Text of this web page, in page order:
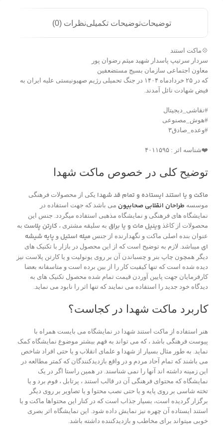
توضیحاتتوضیحات تکمیلینظرات (0)
💠ماکت استند
سردار سرتیپ پاسدار شهید میثم رضوان پور
معاون اجتماعی سازمان بسیج مستضعفین
که در ۲۵ خردادماه ۱۴۰۴ در جنگ تحمیلی رژیم صهیونیستی علیه ایران به
فیض شهادت نائل آمدند.
#نقاشی_دیجیتال
#هوش_مصنوعی
#وعده_صادق۳
❤️شناسه اثر : ۴۰۱۱۵۹۵
توضیح کلی در خصوص ماکت شهدا
ماکت و یا استند ایستاده و تمام قد شهدا یکی از محصولات فرهنگی
موسسه طراحان انقلابی صحابیون می باشد که جهت استفاده در
نمایشگاه های فرهنگی و نمایشگاه مذهبی استفاده میگردد. جنس این
محصولات از کاغذ وینیل مات و یا براق به سلیقه مشتری ، کارتن پلاست به
عنوان بنده اصلی ماکت و نگهدارنده از جنس میله استیل و پایه شیشه
ای میباشد. لازم به توضیح است که از این محصول در بازار با تکنیک های
دیگر همچون چاپ بنر و چسباندن آن بر روی یونولیت و یا کارتن پلاست نیز
دیده شده است که تنها کیفیت کار را از بین برده است و متاسفانه بعضا
کارفرمایان جهت پایین آوردن قیمت تمام شده محصول تکنیک های به
دیدگاه خود جدید را استفاده می نمایند که تنها اثر را نابود می نماید.
کاربرد ماکت شهدا در کجاست؟
هنر استفاده از ماکت استند شهدا در نمایشگاه می بایست همراه با
پیوست فرهنگی باشد ، که می تواند به فهم بیشتر موضوع نمایشگاه کمک
نماید. به طور مثال بسیار از شهدا و علمای انقلاب و یا حتی افراد شاخص
می باشند که تمام آحاد مردم و در واقع بازدیدکنندگان که کمتر مطالعه در
این زمینه داشته اند آنها را نمی شناسند. در همین راستا اگر در یک
نمایشگاه که محتوای فرهنگی آن در قالب استند ، پرتابل ، فوم برد و یا
تخته شاسی بر روی پایه و یا حتی نصب محتوا و یا تصاویر بر روی دیگر
برگزار گردیده است، بسیار جذاب است که در کنار این محتواها ماکت و یا
استند ایستاده آن چهره نیز نمایش داده شود. این نمایشگاه اثر بصری
خوبی میتواند برای مخاطب و بازدیدکننده داشته باشد.